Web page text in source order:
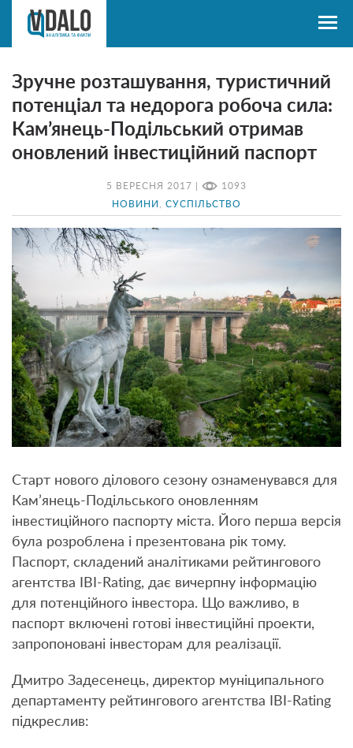
5 ВЕРЕСНЯ 2017 | 1093
НОВИНИ СУСПІЛЬСТВО
Зручне розташування, туристичний
потенціал та недорога робоча сила:
Кам’янець-Подільський отримав
оновлений інвестиційний паспорт
Старт нового ділового сезону ознаменувався для
Кам’янець-Подільського оновленням
інвестиційного паспорту міста. Його перша версія
була розроблена і презентована рік тому.
Паспорт, складений аналітиками рейтингового
агентства IBI-Rating, дає вичерпну інформацію
для потенційного інвестора. Що важливо, в
паспорт включені готові інвестиційні проекти,
запропоновані інвесторам для реалізації.
Дмитро Задесенець, директор муніципального
департаменту рейтингового агентства IBI-Rating
підкреслив: